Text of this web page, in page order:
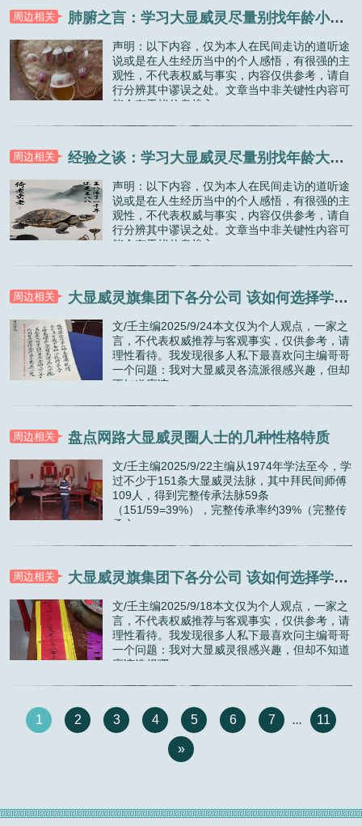
周边相关 肺腑之言：学习大显威灵尽量别找年龄小的师傅
声明：以下内容，仅为本人在民间走访的道听途
说或是在人生经历当中的个人感悟，有很强的主
观性，不代表权威与事实，内容仅供参考，请自
行分辨其中谬误之处。文章当中非关键性内容可
能会有干扰信息掺入，...
周边相关 经验之谈：学习大显威灵尽量别找年龄大的师傅
声明：以下内容，仅为本人在民间走访的道听途
说或是在人生经历当中的个人感悟，有很强的主
观性，不代表权威与事实，内容仅供参考，请自
行分辨其中谬误之处。文章当中非关键性内容可
能会有干扰信息掺入，...
周边相关 大显威灵旗集团下各分公司 该如何选择学习？（二）
文/壬主编2025/9/24本文仅为个人观点，一家之
言，不代表权威推荐与客观事实，仅供参考，请
理性看待。我发现很多人私下最喜欢问主编哥哥
一个问题：我对大显威灵各流派很感兴趣，但却
不知道应该...
周边相关 盘点网路大显威灵圈人士的几种性格特质
文/壬主编2025/9/22主编从1974年学法至今，学
过不少于151条大显威灵法脉，其中拜民间师傅
109人，得到完整传承法脉59条
（151/59=39%），完整传承率约39%（完整传
承之...
周边相关 大显威灵旗集团下各分公司 该如何选择学习？（一）
文/壬主编2025/9/18本文仅为个人观点，一家之
言，不代表权威推荐与客观事实，仅供参考，请
理性看待。我发现很多人私下最喜欢问主编哥哥
一个问题：我对大显威灵很感兴趣，但却不知道
应该选择哪...
1 2 3 4 5 6 7 ... 11
»